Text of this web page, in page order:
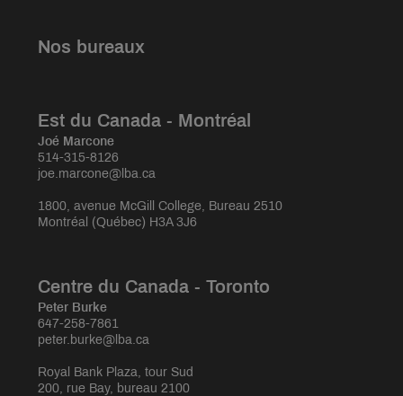
Nos bureaux
Est du Canada - Montréal
Joé Marcone
514-315-8126
joe.marcone@lba.ca
1800, avenue McGill College, Bureau 2510
Montréal (Québec) H3A 3J6
Centre du Canada - Toronto
Peter Burke
647-258-7861
peter.burke@lba.ca
Royal Bank Plaza, tour Sud
200, rue Bay, bureau 2100